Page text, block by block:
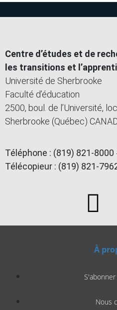
Centre d’études et de
les transitions et
Université de Sherbrooke
Faculté d’éducation
2500, boul. de l’Université,
Sherbrooke (Québec)
Téléphone : (819) 821-
Télécopieur : (819) 821-
À
Nous